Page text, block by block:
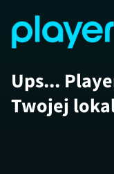
Ups...
Twojej